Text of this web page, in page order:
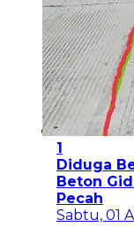
1
Diduga
Beton
Pecah
Sabtu, 01